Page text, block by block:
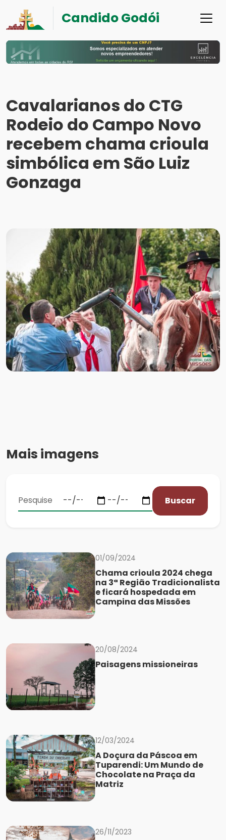
Candido Godói
Cavalarianos do CTG
Rodeio do Campo Novo
recebem chama crioula
simbólica em São Luiz
Gonzaga
Mais imagens
Buscar
01/09/2024
Chama crioula 2024 chega
na 3ª Região Tradicionalista
e ficará hospedada em
Campina das Missões
20/08/2024
Paisagens missioneiras
12/03/2024
A Doçura da Páscoa em
Tuparendi: Um Mundo de
Chocolate na Praça da
Matriz
26/11/2023